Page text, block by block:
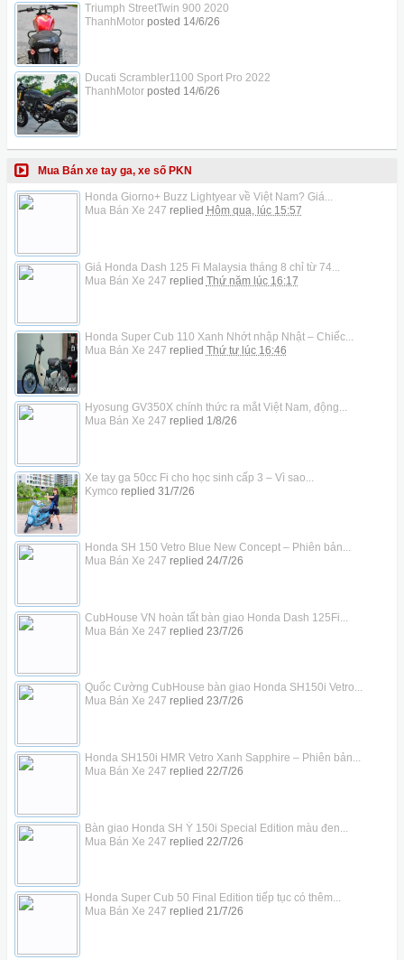
Triumph StreetTwin 900 2020
ThanhMotorposted 14/6/26
Ducati Scrambler1100 Sport Pro 2022
ThanhMotorposted 14/6/26
Mua Bán xe tay ga, xe số PKN
Honda Giorno+ Buzz Lightyear về Việt Nam? Giá...
Mua Bán Xe 247 replied Hôm qua, lúc 15:57
Giá Honda Dash 125 Fi Malaysia tháng 8 chỉ từ 74...
Mua Bán Xe 247 replied Thứ năm lúc 16:17
Honda Super Cub 110 Xanh Nhớt nhập Nhật – Chiếc...
Mua Bán Xe 247 replied Thứ tư lúc 16:46
Hyosung GV350X chính thức ra mắt Việt Nam, động...
Mua Bán Xe 247 replied 1/8/26
Xe tay ga 50cc Fi cho học sinh cấp 3 – Vì sao...
Kymco replied 31/7/26
Honda SH 150 Vetro Blue New Concept – Phiên bản...
Mua Bán Xe 247 replied 24/7/26
CubHouse VN hoàn tất bàn giao Honda Dash 125Fi...
Mua Bán Xe 247 replied 23/7/26
Quốc Cường CubHouse bàn giao Honda SH150i Vetro...
Mua Bán Xe 247 replied 23/7/26
Honda SH150i HMR Vetro Xanh Sapphire – Phiên bản...
Mua Bán Xe 247 replied 22/7/26
Bàn giao Honda SH Ý 150i Special Edition màu đen...
Mua Bán Xe 247 replied 22/7/26
Honda Super Cub 50 Final Edition tiếp tục có thêm...
Mua Bán Xe 247 replied 21/7/26